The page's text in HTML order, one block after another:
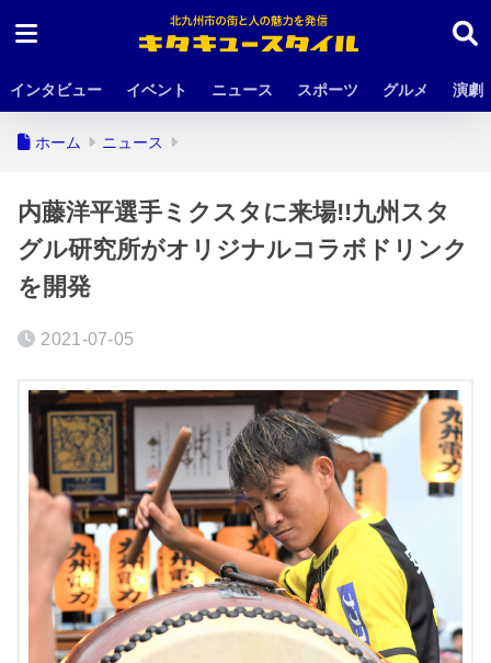
インタビュー イベント ニュース スポーツ グルメ 演劇
ホーム ニュース
内藤洋平選手ミクスタに来場!!九州スタ
グル研究所がオリジナルコラボドリンク
を開発
2021-07-05